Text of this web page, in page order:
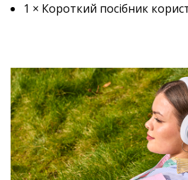
1 × Короткий посібник